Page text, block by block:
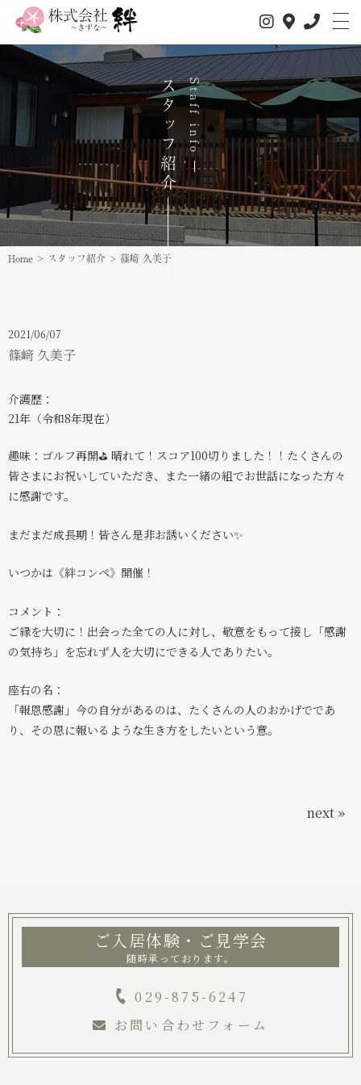
私たちについて
サービス内容
1日の流れ
事業所情報
介護サービス
パンフレット
Staff info
スタッフ紹介
Home > スタッフ紹介 > 篠﨑 久美子
2021/06/07
篠﨑 久美子
介護歴：
21年（令和8年現在）
趣味：ゴルフ再開⛳️ 晴れて！スコア100切りました！！たくさんの
皆さまにお祝いしていただき、また一緒の組でお世話になった方々
に感謝です。
まだまだ成長期！皆さん是非お誘いください✨
いつかは《絆コンペ》開催！
コメント：
ご縁を大切に！出会った全ての人に対し、敬意をもって接し「感謝
の気持ち」を忘れず人を大切にできる人でありたい。
座右の名：
「報恩感謝」今の自分があるのは、たくさんの人のおかげでであ
り、その恩に報いるような生き方をしたいという意。
next »
ご入居体験・ご見学会
随時承っております。
029-875-6247
お問い合わせフォーム